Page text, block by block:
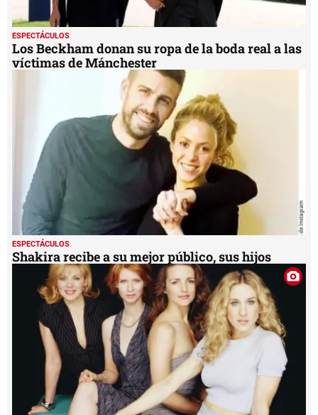
ESPECTÁCULOS
Los Beckham donan su ropa de la boda real a las
víctimas de Mánchester
ESPECTÁCULOS
Shakira recibe a su mejor público, sus hijos